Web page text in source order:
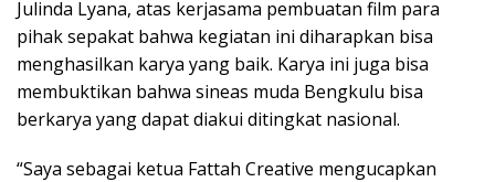
Julinda Lyana, atas kerjasama pembuatan film para
pihak sepakat bahwa kegiatan ini diharapkan bisa
menghasilkan karya yang baik. Karya ini juga bisa
membuktikan bahwa sineas muda Bengkulu bisa
berkarya yang dapat diakui ditingkat nasional.
“Saya sebagai ketua Fattah Creative mengucapkan